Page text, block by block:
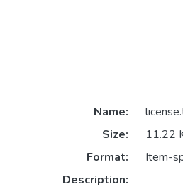
Name:
Size:
11.22
Format:
Item-
Description: